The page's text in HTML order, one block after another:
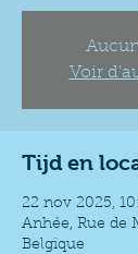
Voir
Tijd en
22 nov 2025,
Anhée, Rue de
Belgique